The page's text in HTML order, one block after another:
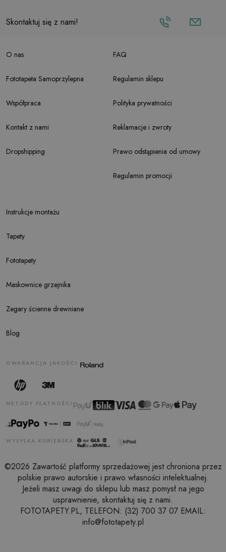
Skontaktuj się z nami!
O nas
Fototapeta Samoprzylepna
Współpraca
Kontakt z nami
Dropshipping
Instrukcje montażu
Tapety
Fototapety
Maskownice grzejnika
Zegary ścienne drewniane
Blog
FAQ
Regulamin sklepu
Polityka prywatności
Reklamacje i zwroty
Prawo odstąpienia od umowy
Regulamin promocji
GWARANCJA JAKOŚCI
WYSYŁKA KURIERSKA
METODY PŁATNOŚCI
©2026 Zawartość platformy sprzedażowej jest chroniona przez
polskie prawo autorskie i prawo własności intelektualnej.
Jeżeli masz uwagi do sklepu lub masz pomysł na jego
usprawnienie, skontaktuj się z nami.
FOTOTAPETY.PL, TELEFON: (32) 700 37 07 EMAIL:
info@fototapety.pl